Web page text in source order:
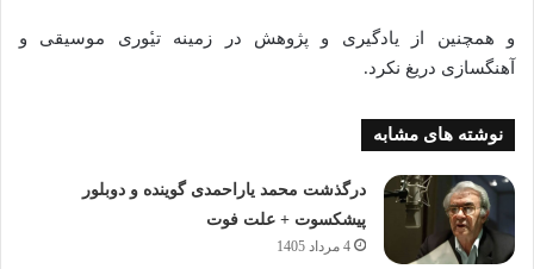
و همچنین از یادگیری و پژوهش در زمینه تیٔوری موسیقی و
آهنگسازی دریغ نکرد.
نوشته های مشابه
درگذشت محمد یاراحمدی گوینده و دوبلور
پیشکسوت + علت فوت
4 مرداد 1405